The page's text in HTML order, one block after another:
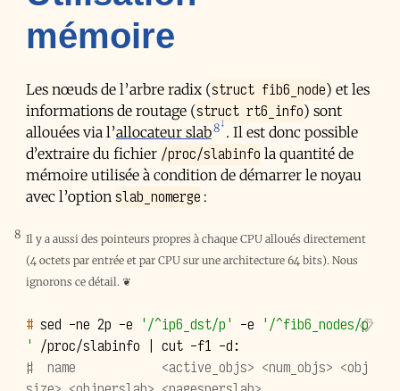
mémoire
Les nœuds de l’arbre radix (struct fib6_node) et les
informations de routage (struct rt6_info) sont
allouées via l’allocateur slab8 . Il est donc possible
d’extraire du fichier /proc/slabinfo la quantité de
mémoire utilisée à condition de démarrer le noyau
avec l’option slab_nomerge :
8 Il y a aussi des pointeurs propres à chaque CPU alloués directement
(4 octets par entrée et par CPU sur une architecture 64 bits). Nous
ignorons ce détail. ❦
# sed -ne 2p -e '/^ip6_dst/p' -e '/^fib6_nodes/p
' /proc/slabinfo cut -f1
♯  name            <active_objs> <num_objs> <obj